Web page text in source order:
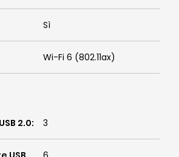
Sì
Wi-Fi 6 (802.11ax)
2.0: 3